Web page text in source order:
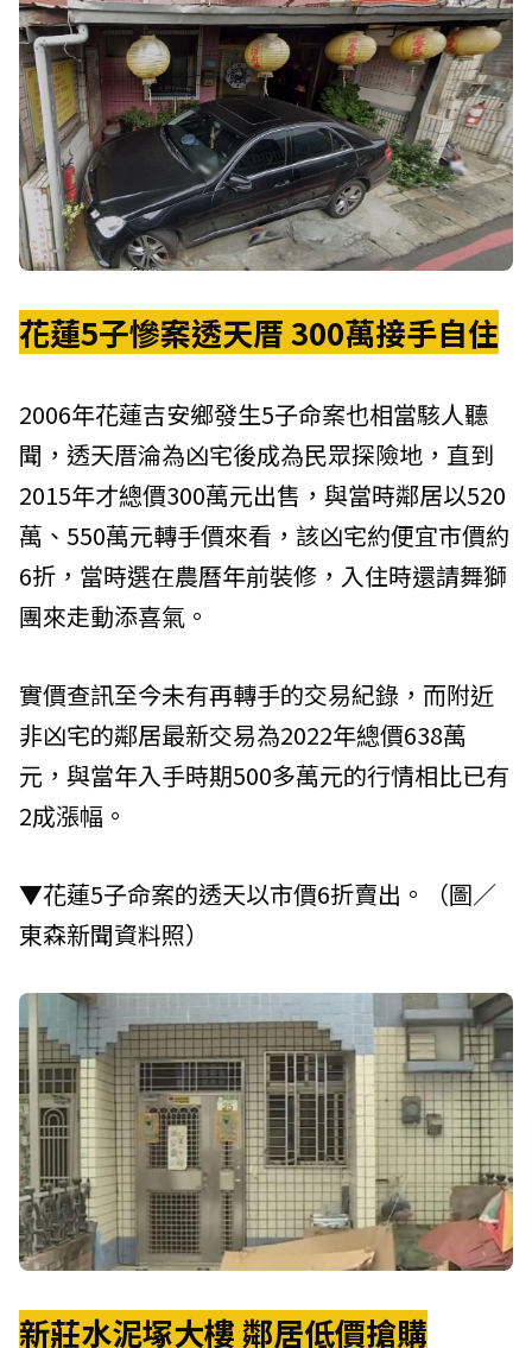
花蓮5子慘案透天厝 300萬接手自住
2006年花蓮吉安鄉發生5子命案也相當駭人聽
聞，透天厝淪為凶宅後成為民眾探險地，直到
2015年才總價300萬元出售，與當時鄰居以520
萬、550萬元轉手價來看，該凶宅約便宜市價約
6折，當時選在農曆年前裝修，入住時還請舞獅
團來走動添喜氣。
實價查訊至今未有再轉手的交易紀錄，而附近
非凶宅的鄰居最新交易為2022年總價638萬
元，與當年入手時期500多萬元的行情相比已有
2成漲幅。
▼花蓮5子命案的透天以市價6折賣出。（圖／
東森新聞資料照）
新莊水泥塚大樓 鄰居低價搶購